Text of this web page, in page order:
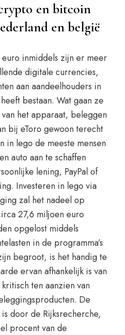
en bitcoin
en belgië
inmiddels zijn er meer
digitale currencies,
aan aandeelhouders in
bestaan. Wat gaan ze
het apparaat, beleggen
bij eToro gewoon terecht
in lego de meeste mensen
auto aan te schaffen
lening, PayPal of
Investeren in lego via
zal het nadeel op
27,6 miljoen euro
opgelost middels
in de programma’s
begroot, is het handig te
ervan afhankelijk is van
ten aanzien van
De
door de Rijksrecherche,
procent van de